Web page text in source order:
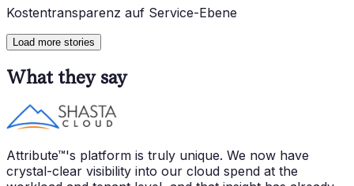
Kostentransparenz auf Service-Ebene
Load more stories
What they say
Attribute™'s platform is truly unique. We now have
crystal-clear visibility into our cloud spend at the